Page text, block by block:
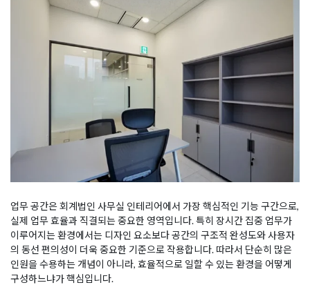
업무 공간은 회계법인 사무실 인테리어에서 가장 핵심적인 기능 구간으로,
실제 업무 효율과 직결되는 중요한 영역입니다. 특히 장시간 집중 업무가
이루어지는 환경에서는 디자인 요소보다 공간의 구조적 완성도와 사용자
의 동선 편의성이 더욱 중요한 기준으로 작용합니다. 따라서 단순히 많은
인원을 수용하는 개념이 아니라, 효율적으로 일할 수 있는 환경을 어떻게
구성하느냐가 핵심입니다.